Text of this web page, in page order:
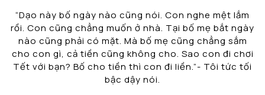
“Dạo này bố ngày nào cũng nói. Con nghe mệt lắm
rồi. Con cũng chẳng muốn ở nhà. Tại bố mẹ bắt ngày
nào cũng phải có mặt. Mà bố mẹ cũng chẳng sắm
cho con gì, cả tiền cũng không cho. Sao con đi chơi
Tết với bạn? Bố cho tiền thì con đi liền.”- Tôi tức tối
bậc dậy nói.